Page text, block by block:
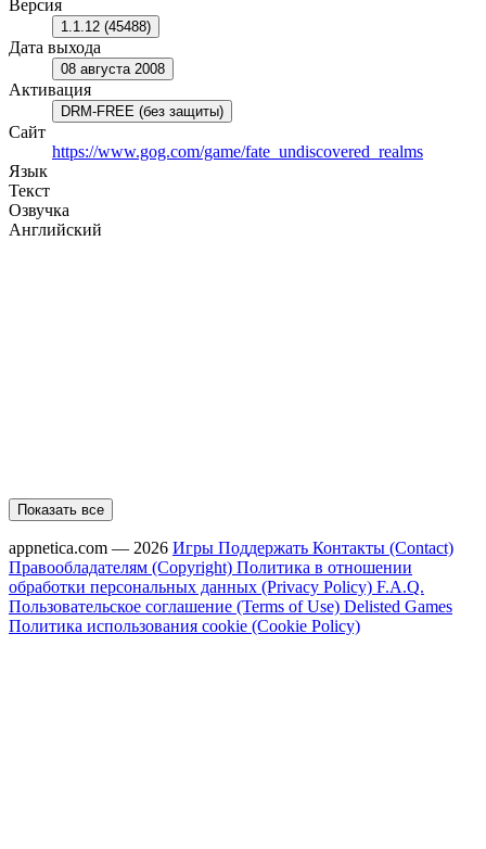
Версия
1.1.12 (45488)
Дата выхода
08 августа 2008
Активация
DRM-FREE (без защиты)
Сайт
https://www.gog.com/game/fate_undiscovered_realms
Язык
Текст
Озвучка
Английский
Показать все
appnetica.com — 2026 Игры Поддержать Контакты (Contact)
Правообладателям (Copyright) Политика в отношении
обработки персональных данных (Privacy Policy) F.A.Q.
Пользовательское соглашение (Terms of Use) Delisted Games
Политика использования cookie (Cookie Policy)